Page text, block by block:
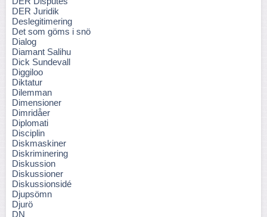
DER Juridik
Deslegitimering
Det som göms i snö
Dialog
Diamant Salihu
Dick Sundevall
Diggiloo
Diktatur
Dilemman
Dimensioner
Dimridåer
Diplomati
Disciplin
Diskmaskiner
Diskriminering
Diskussion
Diskussioner
Diskussionsidé
Djupsömn
Djurö
DN